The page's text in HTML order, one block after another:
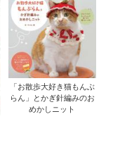
「お散歩大好き猫もんぶ
らん」とかぎ針編みのお
めかしニット